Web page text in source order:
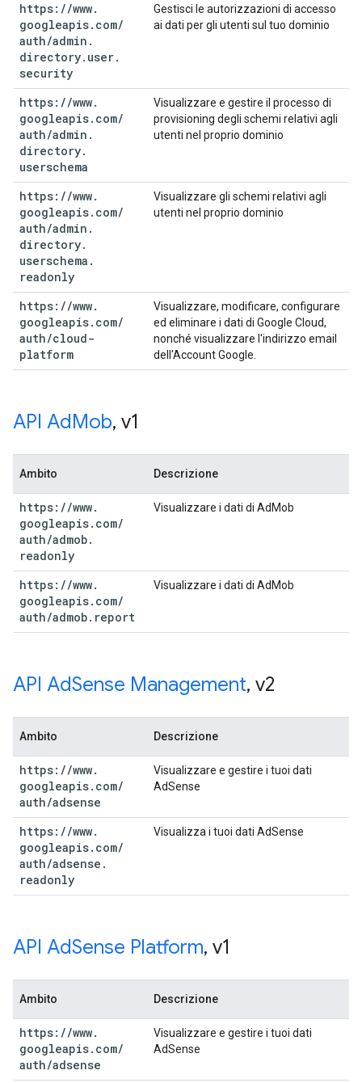
https: //www.
googleapis. com/
auth/admin .
directory. user.
security
Gestisci le autorizzazioni di accesso
ai dati per gli utenti sul tuo dominio
https: //www.
googleapis. com/
auth/admin .
directory.
userschema
Visualizzare e gestire il processo di
provisioning degli schemi relativi agli
utenti nel proprio dominio
https: //www.
googleapis. com/
auth/admin .
directory.
userschema .
readonly
Visualizzare gli schemi relativi agli
utenti nel proprio dominio
https: //www.
googleapis. com/
auth/cloud-
platform
Visualizzare, modificare, configurare
ed eliminare i dati di Google Cloud,
nonché visualizzare l'indirizzo email
dell'Account Google.
API AdMob, v1
Ambito Descrizione
https: //www.
googleapis. com/
auth/admob.
readonly
Visualizzare i dati di AdMob
https: //www.
googleapis. com/
auth/admob. report
Visualizzare i dati di AdMob
API AdSense Management, v2
Ambito Descrizione
https: //www.
googleapis. com/
auth/adsense
Visualizzare e gestire i tuoi dati
AdSense
https: //www.
googleapis. com/
auth/adsense .
readonly
Visualizza i tuoi dati AdSense
API AdSense Platform, v1
Ambito Descrizione
https: //www.
googleapis. com/
auth/adsense
Visualizzare e gestire i tuoi dati
AdSense